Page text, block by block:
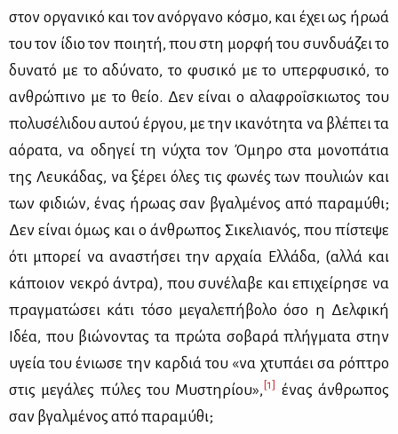
στον ορ­γα­νι­κό και τον ανόρ­γα­νο κό­σμο, και έχει ως ήρωά
του τον ίδιο τον ποι­η­τή, που στη μορ­φή του συν­δυά­ζει το
δυ­να­τό με το αδύ­να­το, το φυ­σι­κό με το υπερ­φυ­σι­κό, το
αν­θρώ­πι­νο με το θείο. Δεν εί­ναι ο αλα­φρο­ΐ­σκιω­τος του
πο­λυ­σέ­λι­δου αυ­τού έρ­γου, με την ικα­νό­τη­τα να βλέ­πει τα
αό­ρα­τα, να οδη­γεί τη νύ­χτα τον Όμη­ρο στα μο­νο­πά­τια
της Λευ­κά­δας, να ξέ­ρει όλες τις φω­νές των που­λιών και
των φι­διών, ένας ήρω­ας σαν βγαλ­μέ­νος από πα­ρα­μύ­θι;
Δεν εί­ναι όμως και ο άν­θρω­πος Σι­κε­λια­νός, που πί­στε­ψε
ότι μπο­ρεί να ανα­στή­σει την αρ­χαία Ελ­λά­δα, (αλ­λά και
κά­ποιον νε­κρό άντρα), που συ­νέ­λα­βε και επι­χεί­ρη­σε να
πραγ­μα­τώ­σει κά­τι τό­σο με­γα­λε­πή­βο­λο όσο η Δελ­φι­κή
Ιδέα, που βιώ­νο­ντας τα πρώ­τα σο­βα­ρά πλήγ­μα­τα στην
υγεία του ένιω­σε την καρ­διά του «να χτυ­πά­ει σα ρό­πτρο
στις με­γά­λες πύ­λες του Μυ­στη­ρί­ου», [1] ένας άν­θρω­πος
σαν βγαλ­μέ­νος από πα­ρα­μύ­θι;